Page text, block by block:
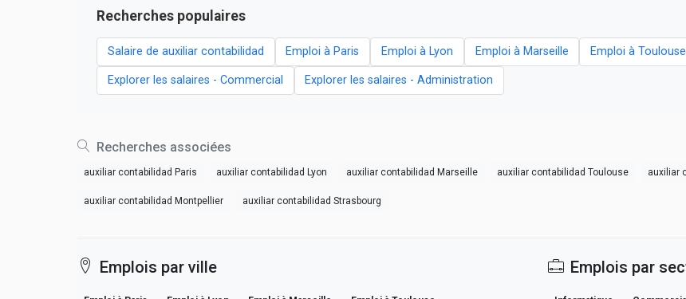
Recherches populaires
Salaire de auxiliar contabilidad Emploi à Paris Emploi à Lyon Emploi à Marseille Emploi à Toulouse
Explorer les salaires - Commercial Explorer les salaires - Administration
Recherches associées
auxiliar contabilidad Paris auxiliar contabilidad Lyon auxiliar contabilidad Marseille auxiliar contabilidad Toulouse auxiliar
auxiliar contabilidad Montpellier auxiliar contabilidad Strasbourg
Emplois par ville Emplois par